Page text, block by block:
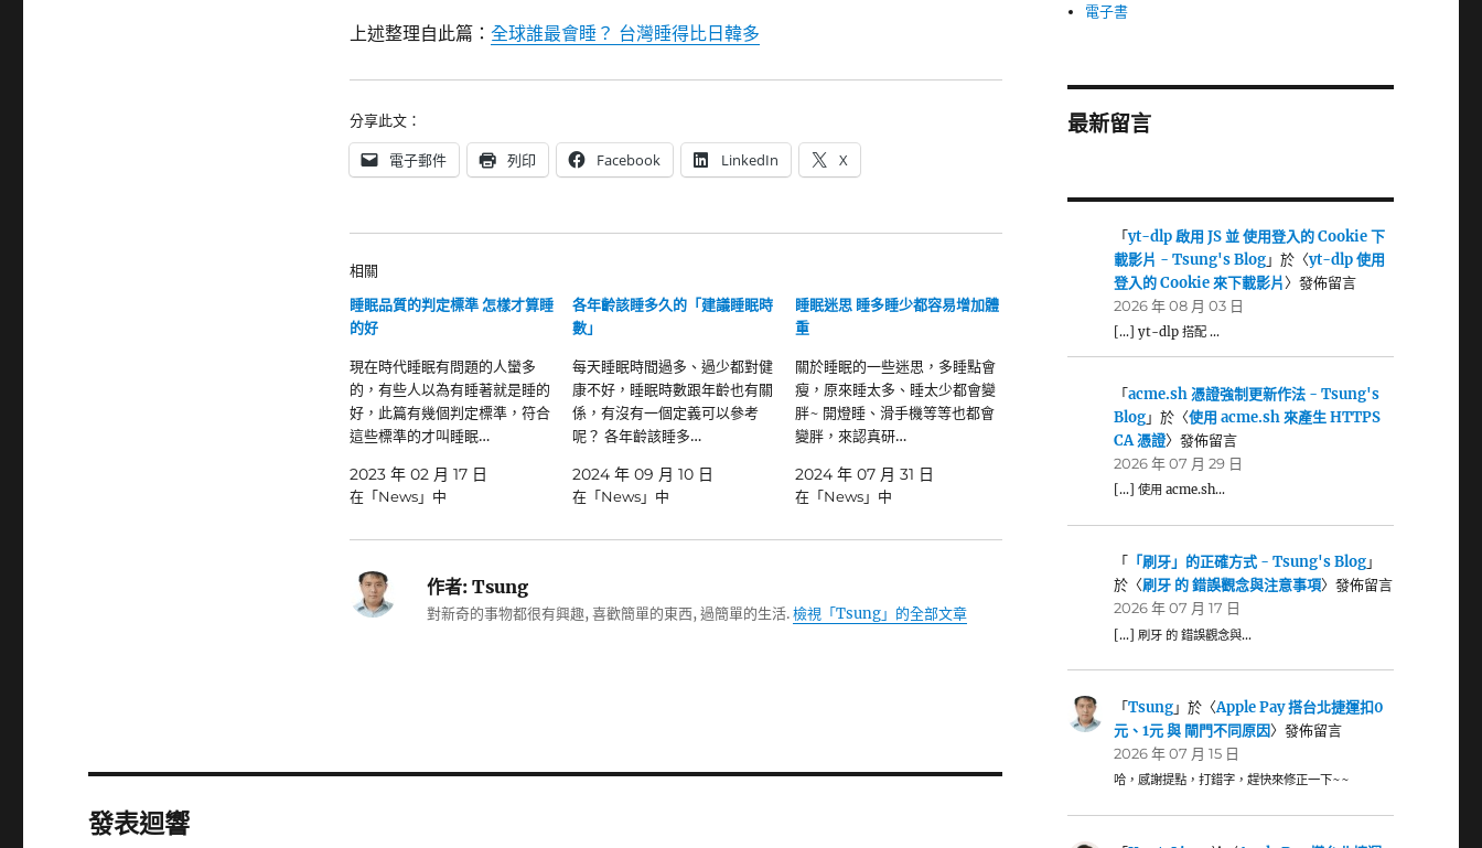
上述整理自此篇： 全球誰最會睡？ 台灣睡得比日韓多
分享此文：
電子郵件 列印 Facebook LinkedIn X
相關
睡眠品質的判定標準 怎樣才算睡
的好
現在時代睡眠有問題的人蠻多
的，有些人以為有睡著就是睡的
好，此篇有幾個判定標準，符合
這些標準的才叫睡眠…
2023 年 02 月 17 日
在「News」中
各年齡該睡多久的「建議睡眠時
數」
每天睡眠時間過多、過少都對健
康不好，睡眠時數跟年齡也有關
係，有沒有一個定義可以參考
呢？ 各年齡該睡多…
2024 年 09 月 10 日
在「News」中
睡眠迷思 睡多睡少都容易增加體
重
關於睡眠的一些迷思，多睡點會
瘦，原來睡太多、睡太少都會變
胖~ 開燈睡、滑手機等等也都會
變胖，來認真研…
2024 年 07 月 31 日
在「News」中
作者:Tsung
對新奇的事物都很有興趣, 喜歡簡單的東西, 過簡單的生活.檢視「Tsung」的全部文章
發表迴響
電子書
最新留言
「yt-dlp 啟用 JS 並 使用登入的 Cookie 下
載影片 - Tsung's Blog」於〈yt-dlp 使用
登入的 Cookie 來下載影片〉發佈留言
2026 年 08 月 03 日
[…] yt-dlp 搭配 …
「acme.sh 憑證強制更新作法 - Tsung's
Blog」於〈使用 acme.sh 來產生 HTTPS
CA 憑證〉發佈留言
2026 年 07 月 29 日
[…] 使用 acme.sh…
「 「刷牙」的正確方式 - Tsung's Blog」
於〈刷牙 的 錯誤觀念與注意事項〉發佈留言
2026 年 07 月 17 日
[…] 刷牙 的 錯誤觀念與…
「Tsung」於〈Apple Pay 搭台北捷運扣0
元、1元 與 閘門不同原因〉發佈留言
2026 年 07 月 15 日
哈，感謝提點，打錯字，趕快來修正一下~~